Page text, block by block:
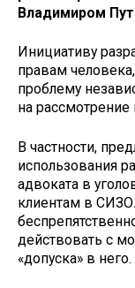
Владимиром
Инициативу
правам
проблему
на рассмотрение
В частности,
использования
адвоката в
клиентам в
действовать с
«допуска» в него.